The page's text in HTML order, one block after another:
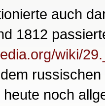
auch
1812
wiki/
noch